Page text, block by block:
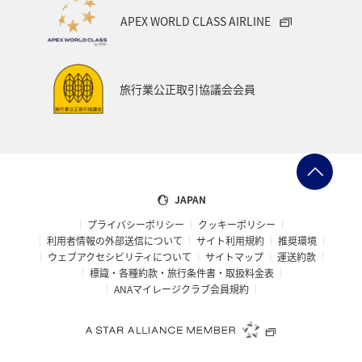
APEX WORLD CLASS AIRLINE
旅行業公正取引協議会会員
JAPAN
プライバシーポリシー
クッキーポリシー
利用者情報の外部送信について
サイト利用規約
推奨環境
ウェブアクセシビリティについて
サイトマップ
運送約款
標識・各種約款・旅行条件書・取扱料金表
ANAマイレージクラブ会員規約